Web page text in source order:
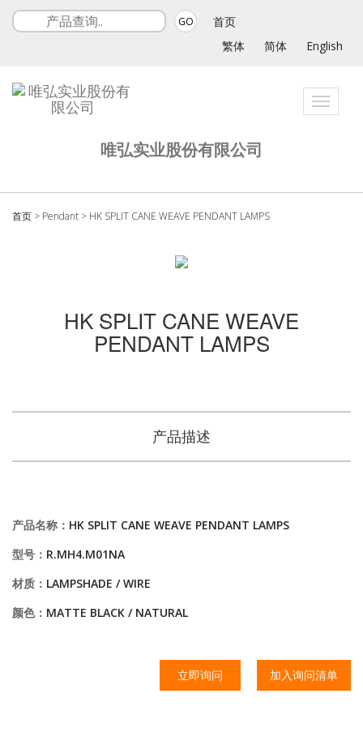
GO
首页
繁体
简体 English
Toggle
唯弘实业股份有限公司
首页 > Pendant > HK SPLIT CANE WEAVE PENDANT LAMPS
HK SPLIT CANE WEAVE
PENDANT LAMPS
产品描述
产品名称： HK SPLIT CANE WEAVE PENDANT LAMPS
型号： R.MH4.M01NA
材质： LAMPSHADE / WIRE
颜色： MATTE BLACK / NATURAL
立即询问 加入询问清单